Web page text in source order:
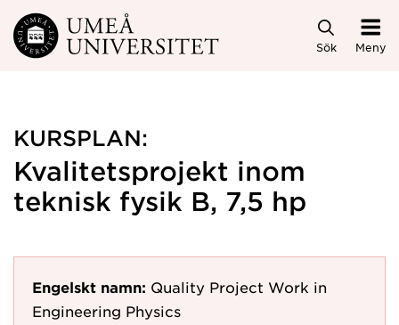
Hoppa direkt till innehållet
Sök Meny
KURSPLAN:
Kvalitetsprojekt inom
teknisk fysik B, 7,5 hp
Engelskt namn: Quality Project Work in
Engineering Physics